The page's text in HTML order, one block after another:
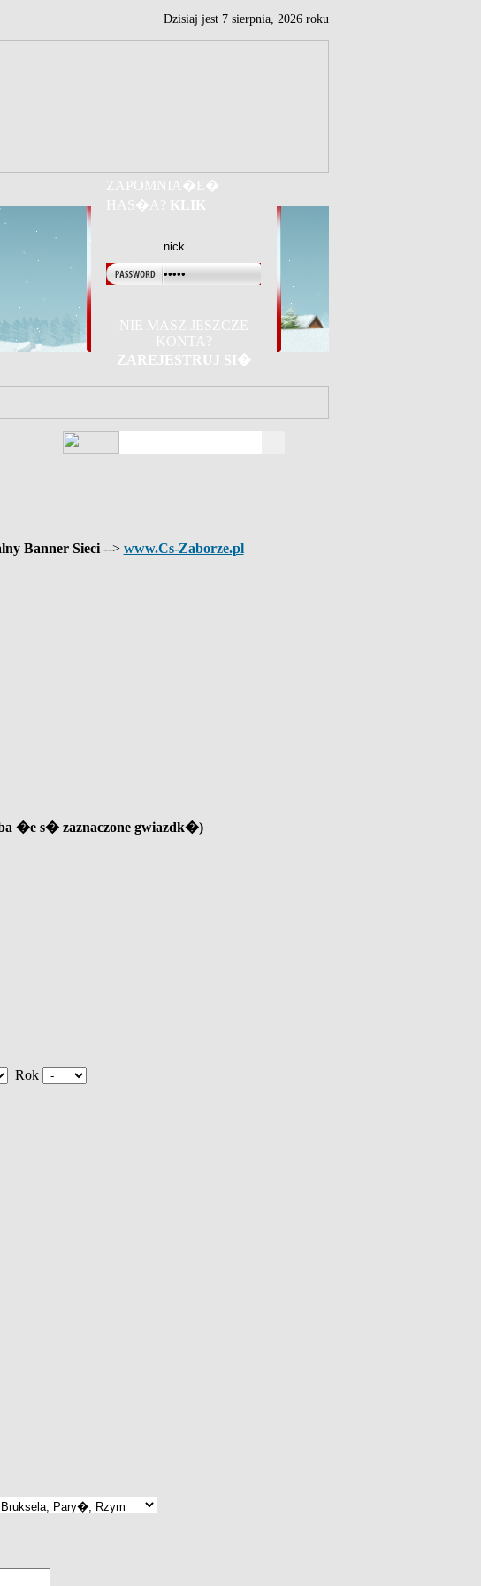
Dzisiaj jest 7 sierpnia, 2026 roku
ZAPOMNIA�E�
HAS�A? KLIK
NIE MASZ JESZCZE
KONTA?
ZAREJESTRUJ SI�
Banner Sieci --> www.Cs-Zaborze.pl
�e s� zaznaczone gwiazdk�)
Rok